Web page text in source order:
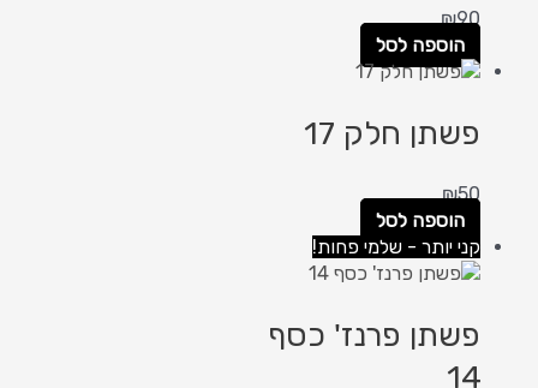
₪90
הוספה לסל
פשתן חלק 17
₪50
הוספה לסל
קני יותר - שלמי פחות!
פשתן פרנז' כסף
14